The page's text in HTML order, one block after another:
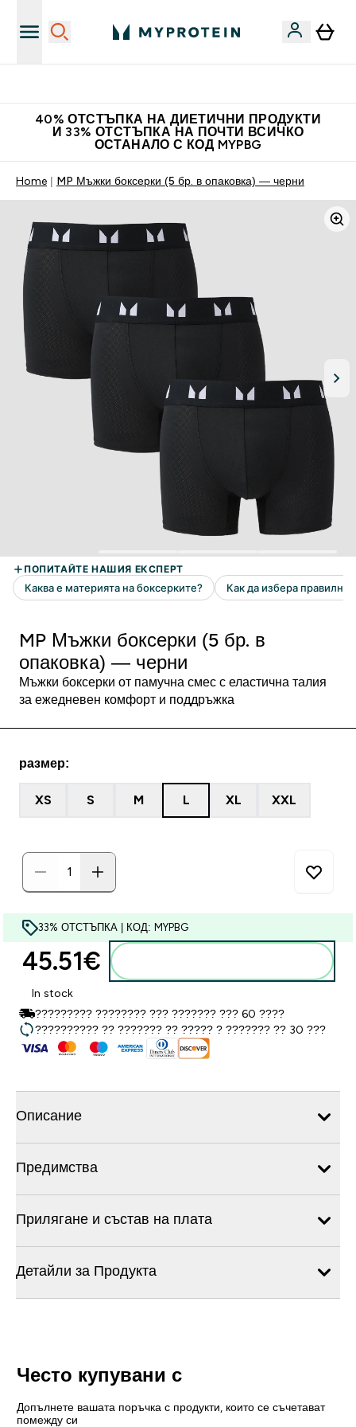
40% ОТСТЪПКА НА ДИЕТИЧНИ ПРОДУКТИ
И 33% ОТСТЪПКА НА ПОЧТИ ВСИЧКО
ОСТАНАЛО С КОД MYPBG
Home MP Мъжки боксерки (5 бр. в опаковка) — черни
MP Мъжки боксерки (5 бр. в
опаковка) — черни
Мъжки боксерки от памучна смес с еластична талия
за ежедневен комфорт и поддръжка
размер:
XS S M L XL XXL
33% ОТСТЪПКА | КОД: MYPBG
45.51€‎
In stock
????????? ???????? ??? ??????? ??? 60 ????
?????????? ?? ??????? ?? ????? ? ??????? ?? 30 ???
Описание
Предимства
Прилягане и състав на плата
Детайли за Продукта
Често купувани с
Допълнете вашата поръчка с продукти, които се съчетават
помежду си